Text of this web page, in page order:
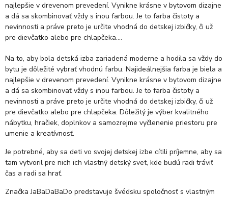
najlepšie v drevenom prevedení. Vynikne krásne v bytovom dizajne
a dá sa skombinovať vždy s inou farbou. Je to farba čistoty a
nevinnosti a práve preto je určite vhodná do detskej izbičky, či už
pre dievčatko alebo pre chlapčeka....
Na to, aby bola detská izba zariadená moderne a hodila sa vždy do
bytu je dôležité vybrať vhodnú farbu. Najideálnejšia farba je biela a
najlepšie v drevenom prevedení. Vynikne krásne v bytovom dizajne
a dá sa skombinovať vždy s inou farbou. Je to farba čistoty a
nevinnosti a práve preto je určite vhodná do detskej izbičky, či už
pre dievčatko alebo pre chlapčeka. Dôležitý je výber kvalitného
nábytku, hračiek, doplnkov a samozrejme vyčlenenie priestoru pre
umenie a kreatívnosť.
Je potrebné, aby sa deti vo svojej detskej izbe cítili príjemne, aby sa
tam vytvoril pre nich ich vlastný detský svet, kde budú radi tráviť
čas a radi sa hrať.
Značka JaBaDaBaDo predstavuje švédsku spoločnosť s vlastným